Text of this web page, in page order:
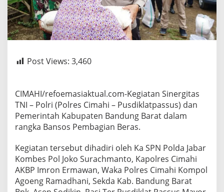
Post Views: 3,460
CIMAHI/refoemasiaktual.com-Kegiatan Sinergitas
TNI – Polri (Polres Cimahi – Pusdiklatpassus) dan
Pemerintah Kabupaten Bandung Barat dalam
rangka Bansos Pembagian Beras.
Kegiatan tersebut dihadiri oleh Ka SPN Polda Jabar
Kombes Pol Joko Surachmanto, Kapolres Cimahi
AKBP Imron Ermawan, Waka Polres Cimahi Kompol
Agoeng Ramadhani, Sekda Kab. Bandung Barat